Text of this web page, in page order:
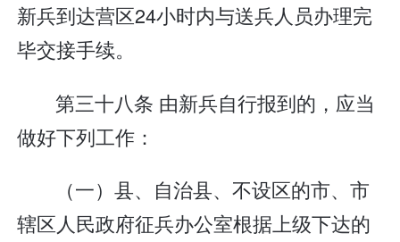
新兵到达营区24小时内与送兵人员办理完
毕交接手续。
第三十八条 由新兵自行报到的，应当
做好下列工作：
（一）县、自治县、不设区的市、市
辖区人民政府征兵办公室根据上级下达的